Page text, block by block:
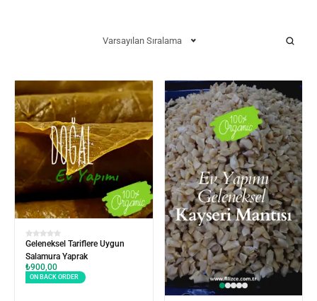
Varsayılan Sıralama
Geleneksel Tariflere Uygun
Salamura Yaprak
₺900,00
ON BACK ORDER